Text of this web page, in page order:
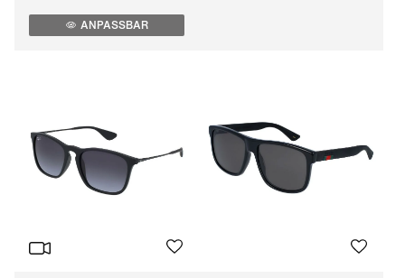
ANPASSBAR